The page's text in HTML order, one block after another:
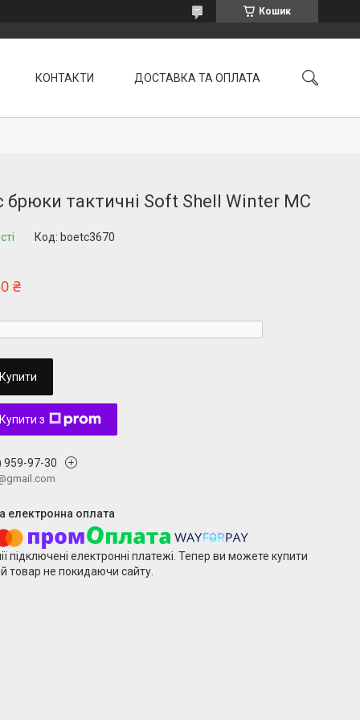
Кошик
КОНТАКТИ ДОСТАВКА ТА ОПЛАТА
брюки тактичні Soft Shell Winter MC
Код: boetc3670
₴
Купити
Купити з
959-97-30
підключені електронні платежі. Тепер ви можете купити
товар не покидаючи сайту.